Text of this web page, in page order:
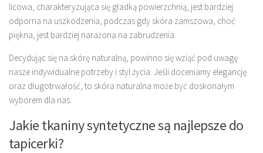
licowa, charakteryzująca się gładką powierzchnią, jest bardziej
odporna na uszkodzenia, podczas gdy skóra zamszowa, choć
piękna, jest bardziej narażona na zabrudzenia.
Decydując się na skórę naturalną, powinno się wziąć pod uwagę
nasze indywidualne potrzeby i styl życia. Jeśli doceniamy elegancję
oraz długotrwałość, to skóra naturalna może być doskonałym
wyborem dla nas.
Jakie tkaniny syntetyczne są najlepsze do
tapicerki?